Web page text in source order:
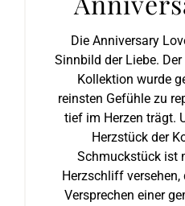
Die Anniversary
Sinnbild der Liebe.
Kollektion wurde
reinsten Gefühle zu
tief im Herzen trägt.
Herzstück der
Schmuckstück ist
Herzschliff
Versprechen einer